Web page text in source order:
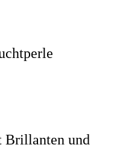
Brillanten und